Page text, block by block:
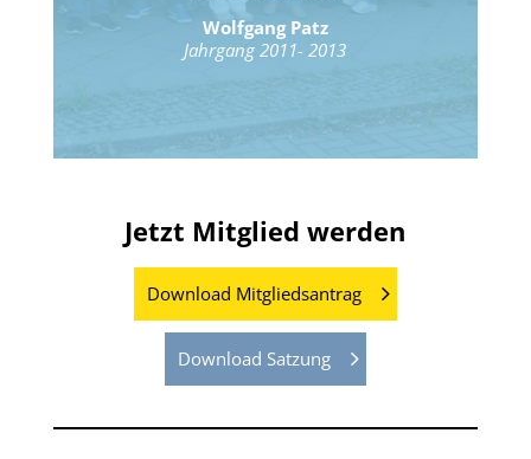
Wolfgang Patz
Jahrgang 2011- 2013
Jetzt Mitglied werden
Download Mitgliedsantrag
Download Satzung